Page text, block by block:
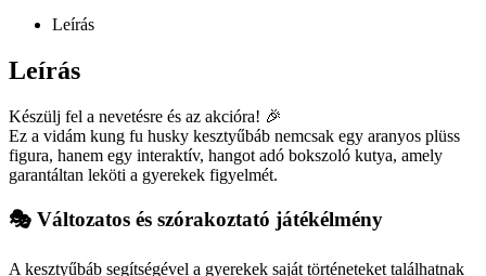
Leírás
Leírás
Készülj fel a nevetésre és az akcióra! 🎉
Ez a vidám kung fu husky kesztyűbáb nemcsak egy aranyos plüss
figura, hanem egy interaktív, hangot adó bokszoló kutya, amely
garantáltan leköti a gyerekek figyelmét.
🎭 Változatos és szórakoztató játékélmény
A kesztyűbáb segítségével a gyerekek saját történeteket találhatnak